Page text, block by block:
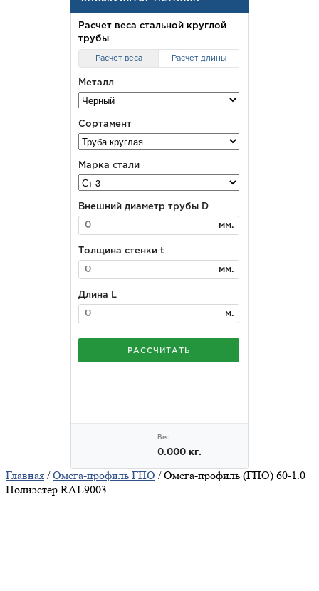
Главная /Омега-профиль ГПО / Омега-профиль (ГПО) 60-1.0
Полиэстер RAL9003